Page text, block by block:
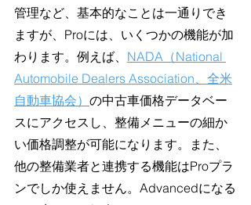
管理など、基本的なことは一通りでき
ますが、Proには、いくつかの機能が加
わります。例えば、 NADA（National
Automobile Dealers Association、全米
自動車協会） の中古車価格データベー
スにアクセスし、整備メニューの細か
い価格調整が可能になります。また、
他の整備業者と連携する機能はProプラ
ンでしか使えません。Advancedになる